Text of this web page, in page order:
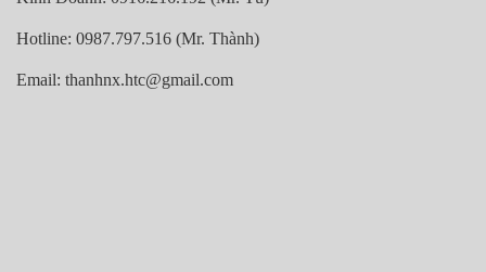
Hotline: 0987.797.516 (Mr. Thành)
Email: thanhnx.htc@gmail.com